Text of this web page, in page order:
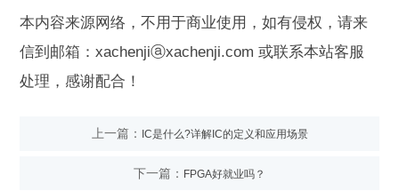
本内容来源网络，不用于商业使用，如有侵权，请来
信到邮箱：xachenjiⓐxachenji.com 或联系本站客服
处理，感谢配合！
上一篇： IC是什么?详解IC的定义和应用场景
下一篇： FPGA好就业吗？